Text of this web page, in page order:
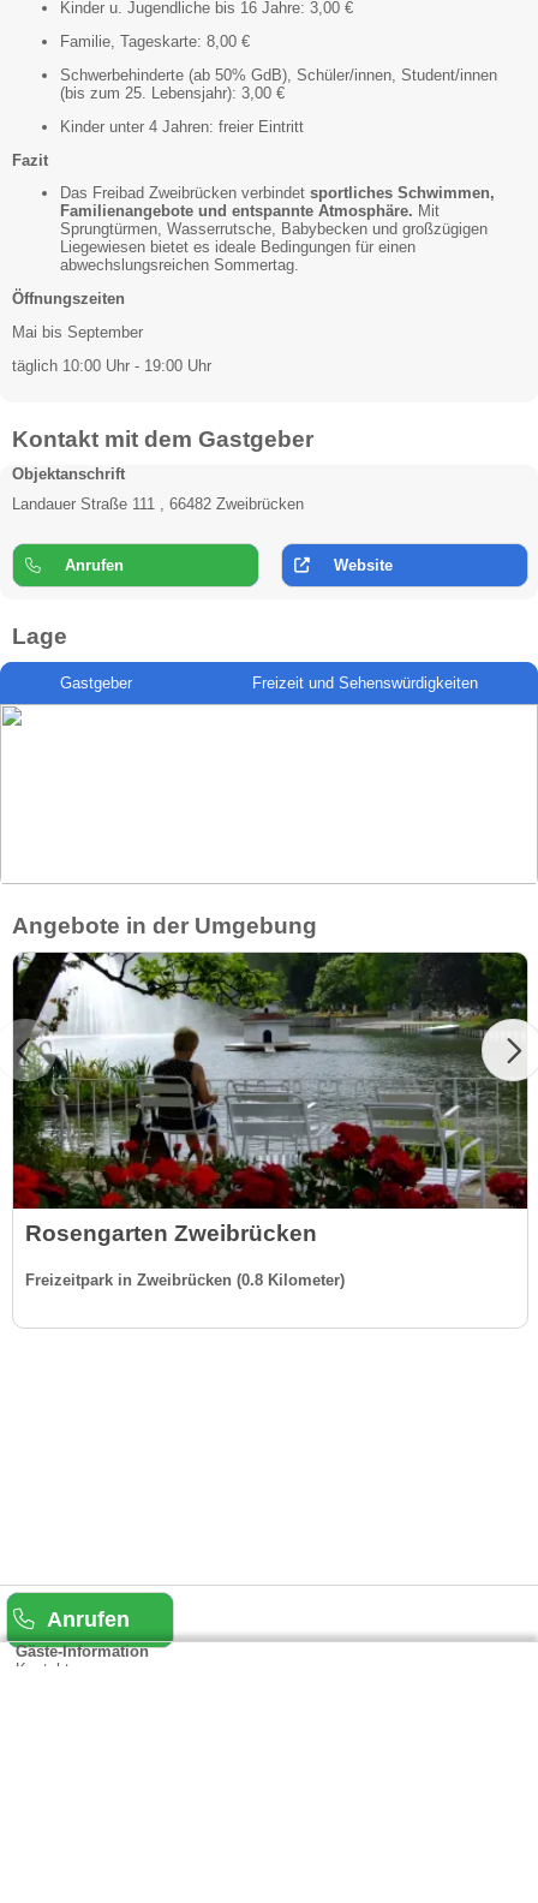
Kinder u. Jugendliche bis 16 Jahre: 3,00 €
Familie, Tageskarte: 8,00 €
Schwerbehinderte (ab 50% GdB), Schüler/innen, Student/innen
(bis zum 25. Lebensjahr): 3,00 €
Kinder unter 4 Jahren: freier Eintritt
Fazit
Das Freibad Zweibrücken verbindet sportliches Schwimmen,
Familienangebote und entspannte Atmosphäre. Mit
Sprungtürmen, Wasserrutsche, Babybecken und großzügigen
Liegewiesen bietet es ideale Bedingungen für einen
abwechslungsreichen Sommertag.
Öffnungszeiten
Mai bis September
täglich 10:00 Uhr - 19:00 Uhr
Kontakt mit dem Gastgeber
Objektanschrift
Landauer Straße 111 , 66482 Zweibrücken
Anrufen Website
Lage
Gastgeber Freizeit und Sehenswürdigkeiten
Angebote in der Umgebung
Rosengarten Zweibrücken
Freizeitpark in Zweibrücken (0.8 Kilometer)
Anrufen
Gäste-Information
Kontakt